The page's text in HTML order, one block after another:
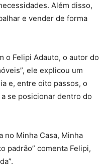
Além disso,
e vender de forma
o Felipi Adauto, o autor do
ele explicou um
e, entre oito passos, o
se posicionar dentro do
no Minha Casa, Minha
padrão” comenta Felipi,